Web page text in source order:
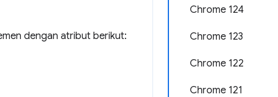
Chrome 124
Chrome 123
Chrome 122
Chrome 121
dengan atribut berikut: